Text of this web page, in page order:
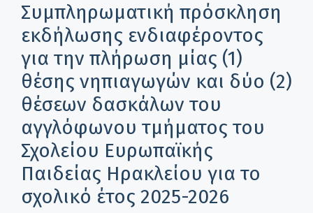
Συμπληρωματική πρόσκληση
εκδήλωσης ενδιαφέροντος
για την πλήρωση μίας (1)
θέσης νηπιαγωγών και δύο (2)
θέσεων δασκάλων του
αγγλόφωνου τμήματος του
Σχολείου Ευρωπαϊκής
Παιδείας Ηρακλείου για το
σχολικό έτος 2025-2026